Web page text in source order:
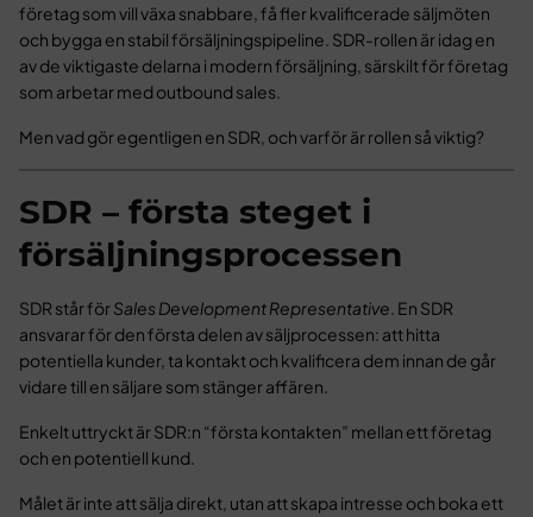
företag som vill växa snabbare, få fler kvalificerade säljmöten
och bygga en stabil försäljningspipeline. SDR-rollen är idag en
av de viktigaste delarna i modern försäljning, särskilt för företag
som arbetar med outbound sales.
Men vad gör egentligen en SDR, och varför är rollen så viktig?
SDR – första steget i
försäljningsprocessen
SDR står förSales Development Representative. En SDR
ansvarar för den första delen av säljprocessen: att hitta
potentiella kunder, ta kontakt och kvalificera dem innan de går
vidare till en säljare som stänger affären.
Enkelt uttryckt är SDR:n “första kontakten” mellan ett företag
och en potentiell kund.
Målet är inte att sälja direkt, utan att skapa intresse och boka ett